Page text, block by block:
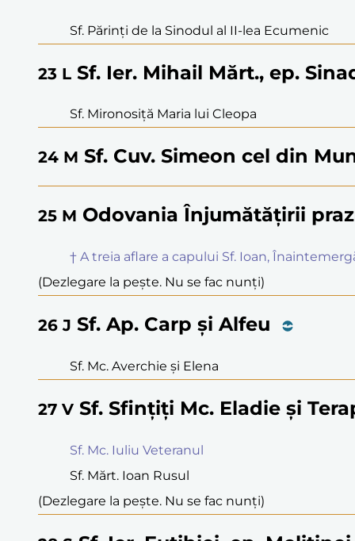
Sf. Părinți de la Sinodul al II-lea Ecumenic
23 L Sf. Ier. Mihail Mărt., ep.
Sf. Mironosiță Maria lui Cleopa
24 M Sf. Cuv. Simeon cel din
25 M Odovania Înjumătățirii
† A treia aflare a capului Sf. Ioan,
(Dezlegare la pește. Nu se fac nunți)
26 J Sf. Ap. Carp și Alfeu
Sf. Mc. Averchie și Elena
27 V Sf. Sfințiți Mc. Eladie și
Sf. Mc. Iuliu Veteranul
Sf. Mărt. Ioan Rusul
(Dezlegare la pește. Nu se fac nunți)